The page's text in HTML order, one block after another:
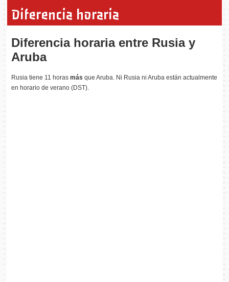
Diferencia horaria
Diferencia horaria entre Rusia y
Aruba
Rusia tiene 11 horasmás que Aruba. Ni Rusia ni Aruba están actualmente
en horario de verano (DST).